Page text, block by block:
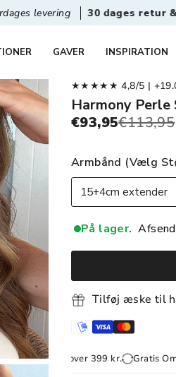
30 dages retur & gratis
GAVER INSPIRATION
★★★★★ 4,8/5 |
Harmony
€93,95€113,95
Armbånd (Vælg
15+4cm extender
På lager.
Tilføj æske til
over 399 kr. Gratis Ombytning